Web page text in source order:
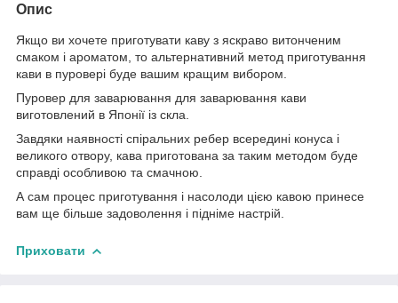
Опис
Якщо ви хочете приготувати каву з яскраво витонченим
смаком і ароматом, то альтернативний метод приготування
кави в пуровері буде вашим кращим вибором.
Пуровер для заварювання для заварювання кави
виготовлений в Японії із скла.
Завдяки наявності спіральних ребер всередині конуса і
великого отвору, кава приготована за таким методом буде
справді особливою та смачною.
А сам процес приготування і насолоди цією кавою принесе
вам ще більше задоволення і підніме настрій.
Приховати